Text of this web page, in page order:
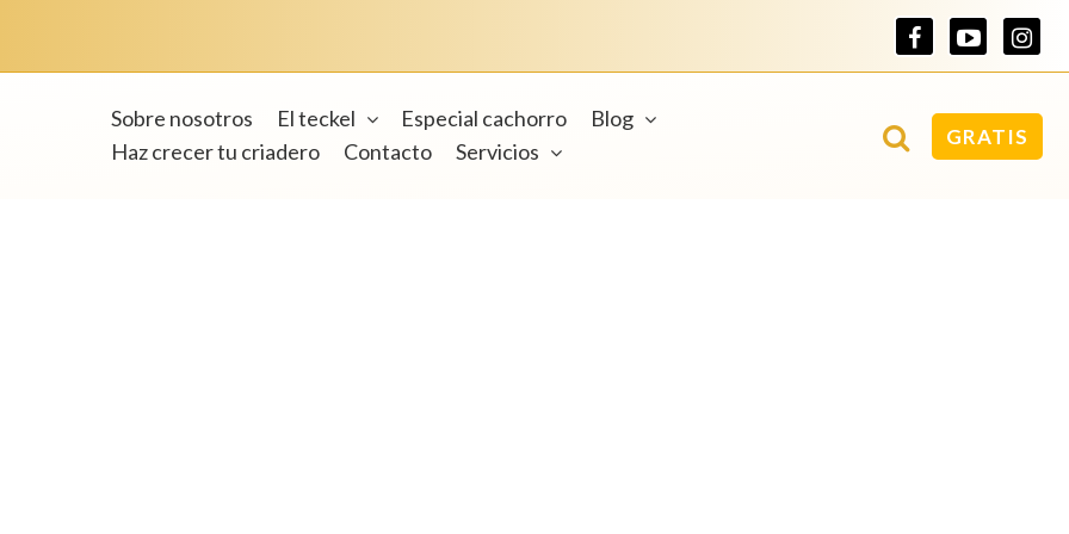
Sobre nosotros El teckel Especial cachorro
Blog
Haz crecer tu criadero
Contacto Servicios
GRATIS